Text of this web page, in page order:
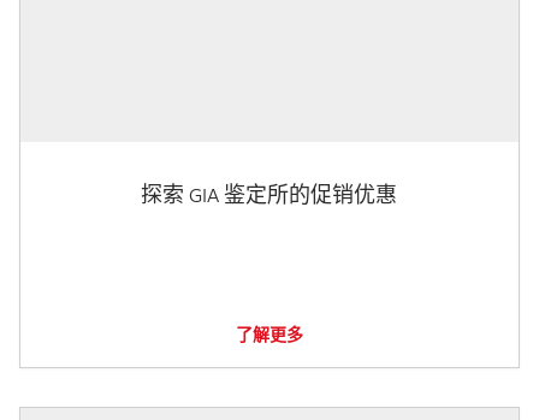
探索 GIA 鉴定所的促销优惠
了解更多